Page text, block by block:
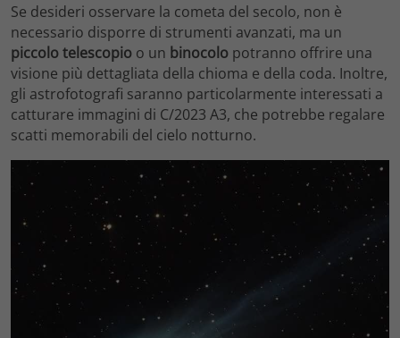
Se desideri osservare la cometa del secolo, non è
necessario disporre di strumenti avanzati, ma un
piccolo telescopio o un binocolo potranno offrire una
visione più dettagliata della chioma e della coda. Inoltre,
gli astrofotografi saranno particolarmente interessati a
catturare immagini di C/2023 A3, che potrebbe regalare
scatti memorabili del cielo notturno.